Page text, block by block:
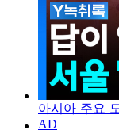
아시아 주요